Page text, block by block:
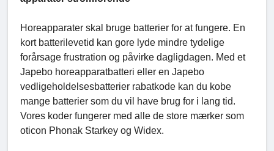
Horeapparater skal bruge batterier for at fungere. En
kort batterilevetid kan gore lyde mindre tydelige
forårsage frustration og påvirke dagligdagen. Med et
Japebo horeapparatbatteri eller en Japebo
vedligeholdelsesbatterier rabatkode kan du kobe
mange batterier som du vil have brug for i lang tid.
Vores koder fungerer med alle de store mærker som
oticon Phonak Starkey og Widex.